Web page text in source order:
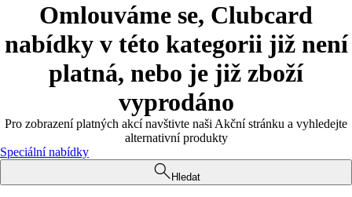
Omlouváme se, Clubcard
nabídky v této kategorii již není
platná, nebo je již zboží
vyprodáno
Pro zobrazení platných akcí navštivte naši Akční stránku a vyhledejte
alternativní produkty
Speciální nabídky
Hledat